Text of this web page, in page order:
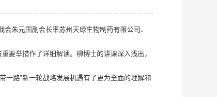
朱元国副会长率苏州天绿生物制药有限公司、
举措作了详细解读。柳博士的讲课深入浅出，
路”新一轮战略发展机遇有了更为全面的理解和